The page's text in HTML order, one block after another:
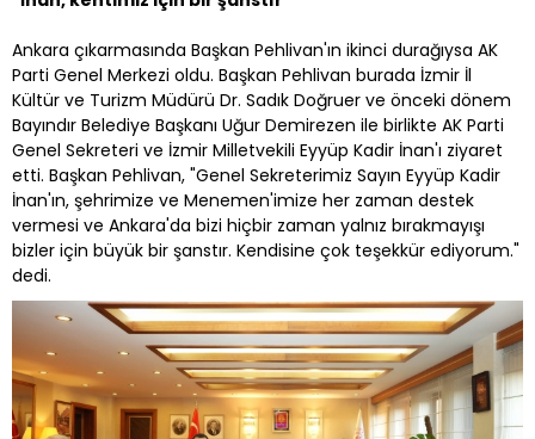
Ankara çıkarmasında Başkan Pehlivan'ın ikinci durağıysa AK
Parti Genel Merkezi oldu. Başkan Pehlivan burada İzmir İl
Kültür ve Turizm Müdürü Dr. Sadık Doğruer ve önceki dönem
Bayındır Belediye Başkanı Uğur Demirezen ile birlikte AK Parti
Genel Sekreteri ve İzmir Milletvekili Eyyüp Kadir İnan'ı ziyaret
etti. Başkan Pehlivan, "Genel Sekreterimiz Sayın Eyyüp Kadir
İnan'ın, şehrimize ve Menemen'imize her zaman destek
vermesi ve Ankara'da bizi hiçbir zaman yalnız bırakmayışı
bizler için büyük bir şanstır. Kendisine çok teşekkür ediyorum."
dedi.